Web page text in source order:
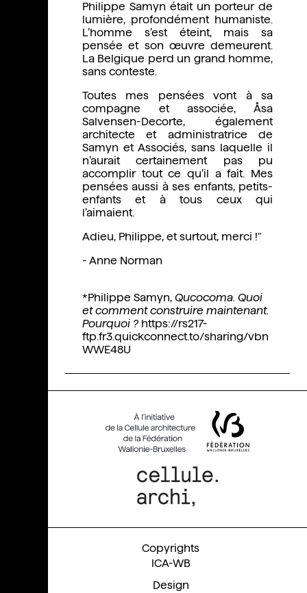
Philippe Samyn était un porteur de
lumière, profondément humaniste.
L’homme s’est éteint, mais sa
pensée et son œuvre demeurent.
La Belgique perd un grand homme,
sans conteste.
Toutes mes pensées vont à sa
compagne et associée, Åsa
Salvensen-Decorte, également
architecte et administratrice de
Samyn et Associés, sans laquelle il
n’aurait certainement pas pu
accomplir tout ce qu’il a fait. Mes
pensées aussi à ses enfants, petits-
enfants et à tous ceux qui
l’aimaient.
Adieu, Philippe, et surtout, merci !"
- Anne Norman
*Philippe Samyn, Qucocoma. Quoi
et comment construire maintenant.
Pourquoi ? https://rs217-
ftp.fr3.quickconnect.to/sharing/vbn
WWE48U
ICA-WB